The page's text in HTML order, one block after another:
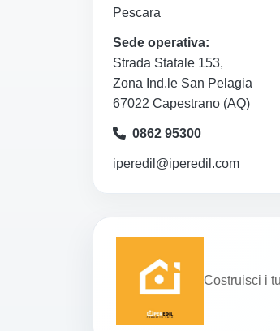
Pescara
Sede operativa:
Strada Statale 153,
Zona Ind.le San Pelagia
67022 Capestrano (AQ)
0862 95300
iperedil@iperedil.com
Costruisci i